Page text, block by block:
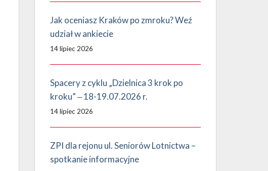
Jak oceniasz Kraków po zmroku? Weź
udział w ankiecie
14 lipiec 2026
Spacery z cyklu „Dzielnica 3 krok po
kroku” ‒ 18-19.07.2026 r.
14 lipiec 2026
ZPI dla rejonu ul. Seniorów Lotnictwa –
spotkanie informacyjne